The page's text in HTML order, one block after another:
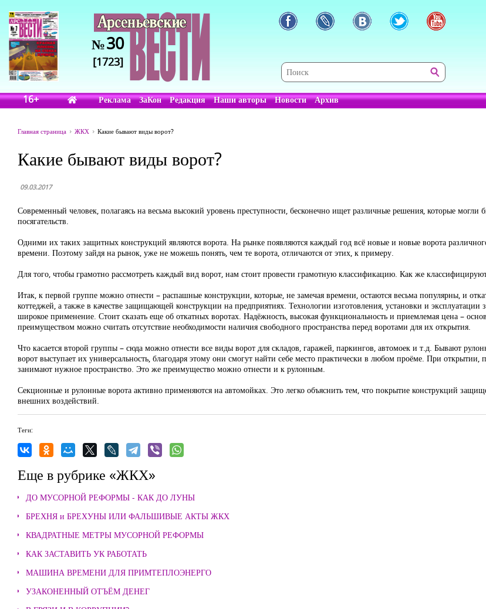
№30
[1723]
16+ Реклама ЗаКон Редакция Наши авторы Новости Архив
Главная страница ЖКХ Какие бывают виды ворот?
Какие бывают виды ворот?
09.03.2017
Современный человек, полагаясь на весьма высокий уровень преступности, бесконечно ищет различные решения, которые
посягательств.
Одними их таких защитных конструкций являются ворота. На рынке появляются каждый год всё новые и новые ворота
времени. Поэтому зайдя на рынок, уже не можешь понять, чем те ворота, отличаются от этих, к примеру.
Для того, чтобы грамотно рассмотреть каждый вид ворот, нам стоит провести грамотную классификацию. Как же
Итак, к первой группе можно отнести – распашные конструкции, которые, не замечая времени, остаются весьма популярны, и
коттеджей, а также в качестве защищающей конструкции на предприятиях. Технологии изготовления, установки и эксплуатации
широкое применение. Стоит сказать еще об откатных воротах. Надёжность, высокая функциональность и приемлемая цена –
преимуществом можно считать отсутствие необходимости наличия свободного пространства перед воротами для их открытия.
Что касается второй группы – сюда можно отнести все виды ворот для складов, гаражей, паркингов, автомоек и т.д. Бывают
ворот выступает их универсальность, благодаря этому они смогут найти себе место практически в любом проёме. При
занимают нужное пространство. Это же преимущество можно отнести и к рулонным.
Секционные и рулонные ворота активно применяются на автомойках. Это легко объяснить тем, что покрытие конструкций
внешних воздействий.
Теги:
Еще в рубрике «ЖКХ»
ДО МУСОРНОЙ РЕФОРМЫ - КАК ДО ЛУНЫ
БРЕХНЯ и БРЕХУНЫ ИЛИ ФАЛЬШИВЫЕ АКТЫ ЖКХ
КВАДРАТНЫЕ МЕТРЫ МУСОРНОЙ РЕФОРМЫ
КАК ЗАСТАВИТЬ УК РАБОТАТЬ
МАШИНА ВРЕМЕНИ ДЛЯ ПРИМТЕПЛОЭНЕРГО
УЗАКОНЕННЫЙ ОТЪЁМ ДЕНЕГ